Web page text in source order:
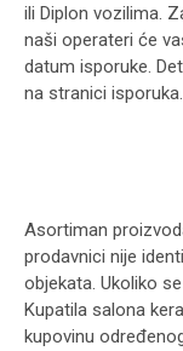
ili Diplon vozilima.
naši operateri će
datum isporuke.
na stranici isporuka.
Asortiman
prodavnici nije
objekata. Ukoliko
Kupatila salona
kupovinu